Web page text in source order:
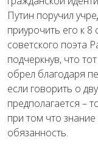
Путин поручил
приурочить его к
советского поэта
подчеркнув, что
обрел благодаря
если говорить о
предполагается –
при том что
обязанность.